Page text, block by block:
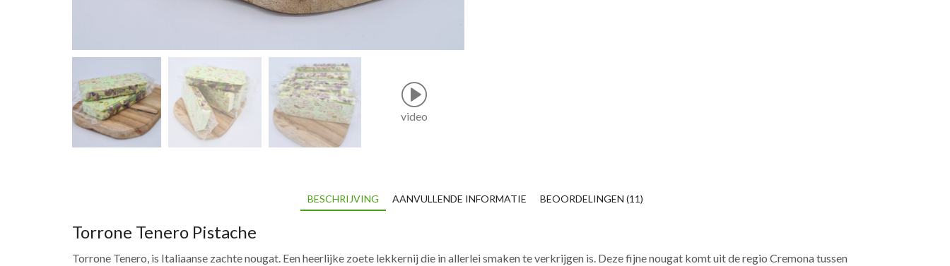
video
BESCHRIJVING AANVULLENDE INFORMATIE BEOORDELINGEN (11)
Torrone Tenero Pistache
Torrone Tenero, is Italiaanse zachte nougat. Een heerlijke zoete lekkernij die in allerlei smaken te verkrijgen is. Deze fijne nougat komt uit de regio Cremona tussen